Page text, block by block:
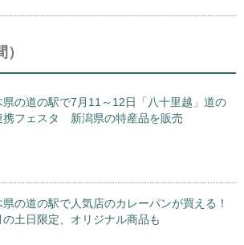
県の道の駅で7月11～12日「八十里越」道の
携フェスタ 新潟県の特産品を販売
県の道の駅で人気店のカレーパンが買える！
の土日限定、オリジナル商品も